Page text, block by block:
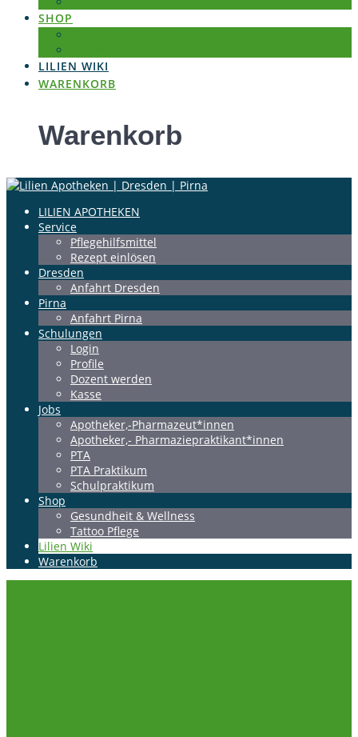
SHOP
LILIEN WIKI
WARENKORB
Warenkorb
LILIEN APOTHEKEN
Service
Pflegehilfsmittel
Rezept einlösen
Dresden
Anfahrt Dresden
Pirna
Anfahrt Pirna
Schulungen
Login
Profile
Dozent werden
Kasse
Jobs
Apotheker,-Pharmazeut*innen
Apotheker,- Pharmaziepraktikant*innen
PTA
PTA Praktikum
Schulpraktikum
Shop
Gesundheit & Wellness
Tattoo Pflege
Lilien Wiki
Warenkorb